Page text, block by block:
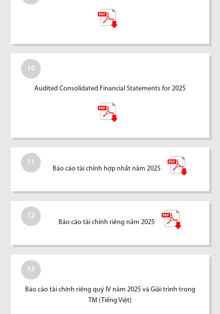
10
Audited Consolidated Financial Statements for 2025
11
Báo cáo tài chính hợp nhất năm 2025
12
Báo cáo tài chính riêng năm 2025
13
Báo cáo tài chính riêng quý IV năm 2025 và Giải trình trong
TM (Tiếng Việt)